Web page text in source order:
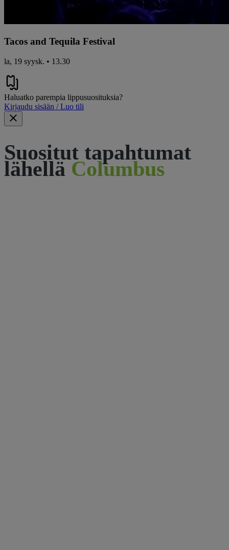
Tacos and Tequila Festival
la, 19 syysk. • 13.30
Haluatko parempia lippusuosituksia?
Kirjaudu sisään / Luo tili
Suositut tapahtumat
lähellä Columbus